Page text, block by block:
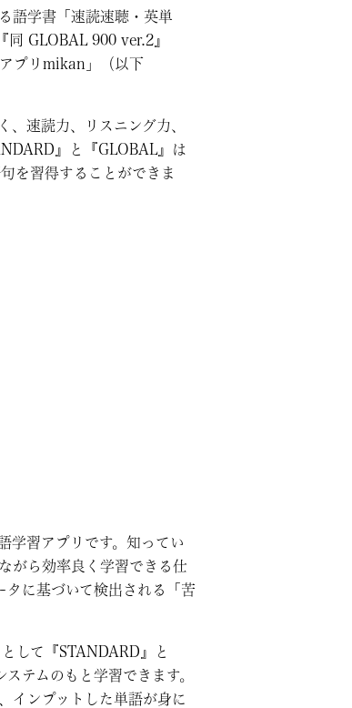
語学書「速読速聴・英単
GLOBAL 900 ver.2』
プリmikan」（以下
、速読力、リスニング力、
』と『GLOBAL』は
を習得することができま
学習アプリです。知ってい
がら効率良く学習できる仕
タに基づいて検出される「苦
して『STANDARD』と
テムのもと学習できます。
インプットした単語が身に